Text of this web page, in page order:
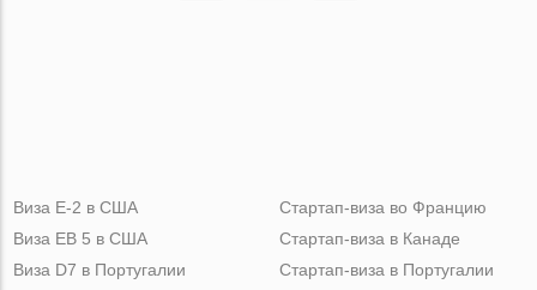
Виза Е-2 в США
Виза ЕВ 5 в США
Виза D7 в Португалии
Стартап-виза во Францию
Стартап-виза в Канаде
Стартап-виза в Португалии